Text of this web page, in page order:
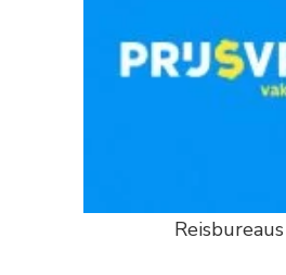
Reisbureaus